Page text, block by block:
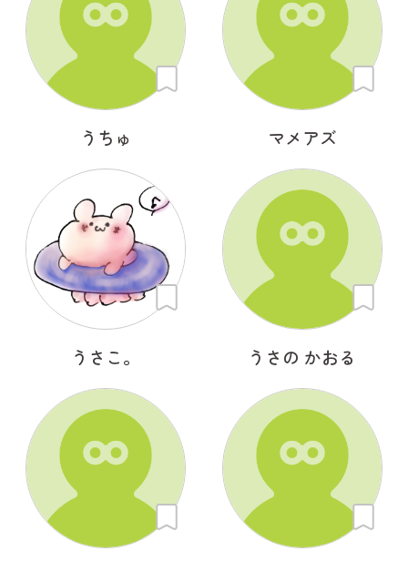
うちゅ マメアズ
うさこ。 うさの かおる